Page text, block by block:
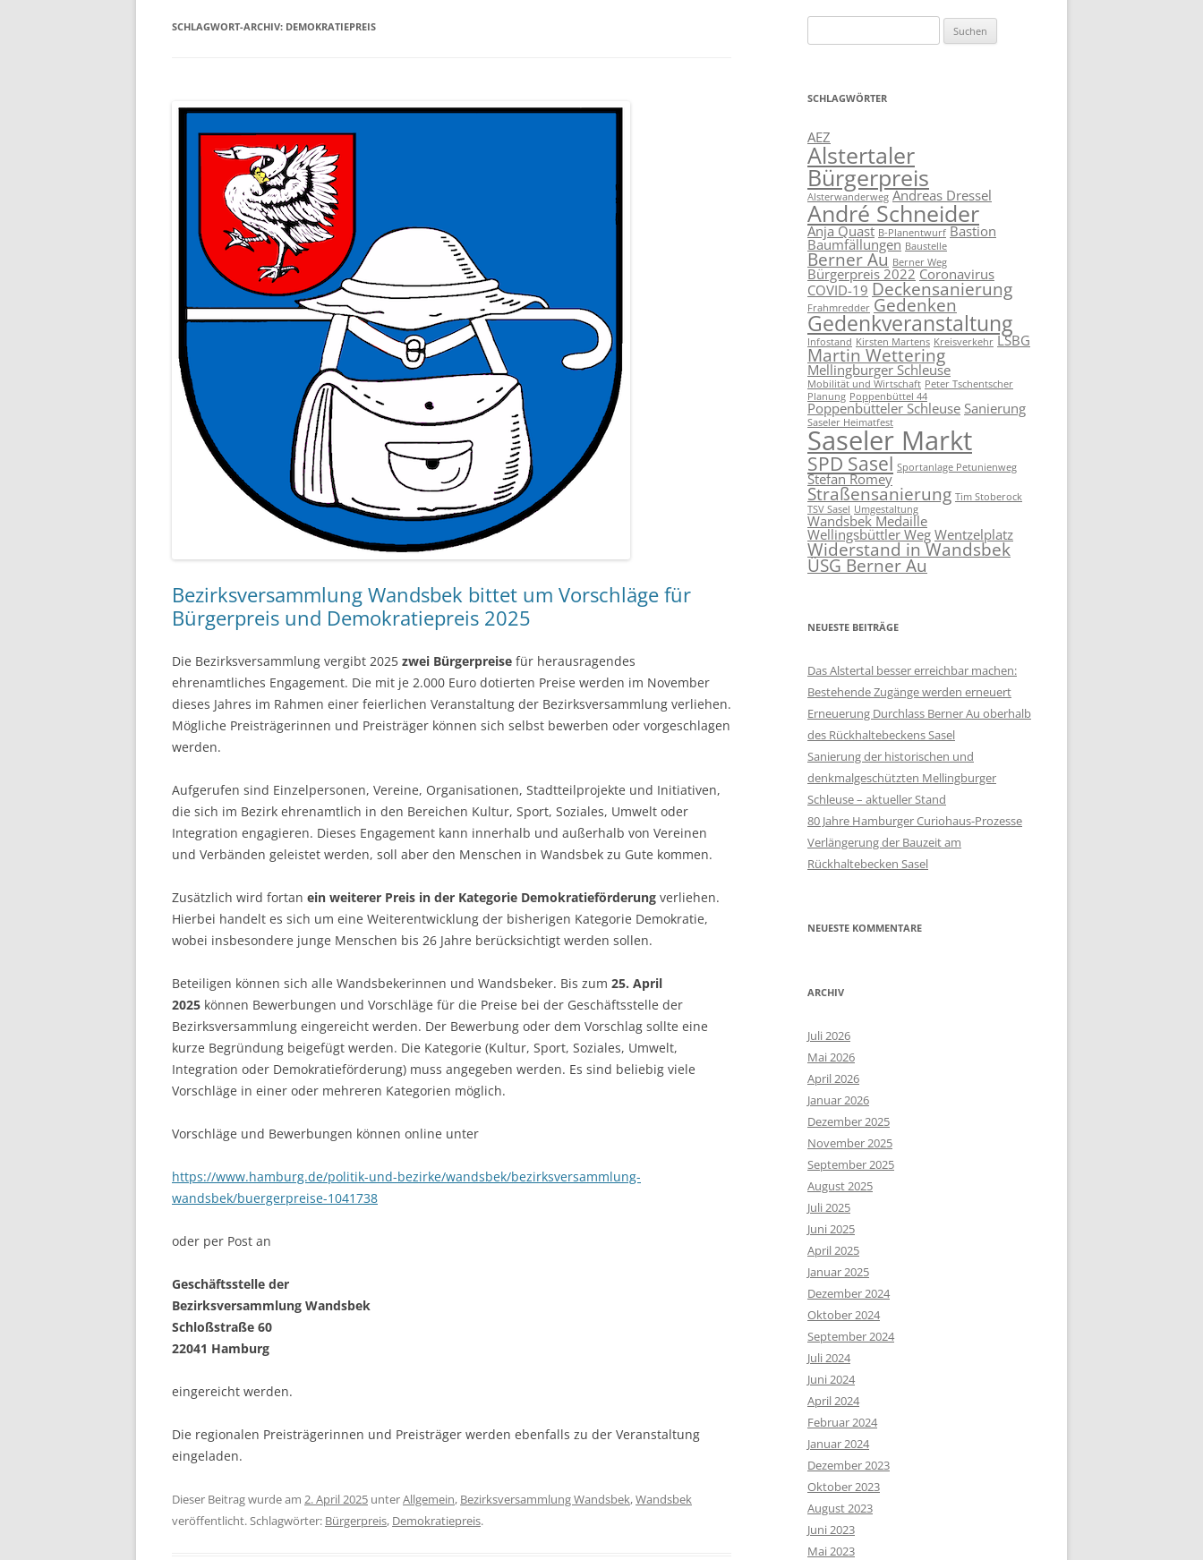
SCHLAGWORT-ARCHIV: DEMOKRATIEPREIS
Bezirksversammlung Wandsbek bittet um Vorschläge für
Bürgerpreis und Demokratiepreis 2025
Die Bezirksversammlung vergibt 2025 zwei Bürgerpreise für herausragendes
ehrenamtliches Engagement. Die mit je 2.000 Euro dotierten Preise werden im November
dieses Jahres im Rahmen einer feierlichen Veranstaltung der Bezirksversammlung verliehen.
Mögliche Preisträgerinnen und Preisträger können sich selbst bewerben oder vorgeschlagen
werden.
Aufgerufen sind Einzelpersonen, Vereine, Organisationen, Stadtteilprojekte und Initiativen,
die sich im Bezirk ehrenamtlich in den Bereichen Kultur, Sport, Soziales, Umwelt oder
Integration engagieren. Dieses Engagement kann innerhalb und außerhalb von Vereinen
und Verbänden geleistet werden, soll aber den Menschen in Wandsbek zu Gute kommen.
Zusätzlich wird fortan ein weiterer Preis in der Kategorie Demokratieförderung verliehen.
Hierbei handelt es sich um eine Weiterentwicklung der bisherigen Kategorie Demokratie,
wobei insbesondere junge Menschen bis 26 Jahre berücksichtigt werden sollen.
Beteiligen können sich alle Wandsbekerinnen und Wandsbeker. Bis zum 25. April
2025 können Bewerbungen und Vorschläge für die Preise bei der Geschäftsstelle der
Bezirksversammlung eingereicht werden. Der Bewerbung oder dem Vorschlag sollte eine
kurze Begründung beigefügt werden. Die Kategorie (Kultur, Sport, Soziales, Umwelt,
Integration oder Demokratieförderung) muss angegeben werden. Es sind beliebig viele
Vorschläge in einer oder mehreren Kategorien möglich.
Vorschläge und Bewerbungen können online unter
https://www.hamburg.de/politik-und-bezirke/wandsbek/bezirksversammlung-
wandsbek/buergerpreise-1041738
oder per Post an
Geschäftsstelle der
Bezirksversammlung Wandsbek
Schloßstraße 60
22041 Hamburg
eingereicht werden.
Die regionalen Preisträgerinnen und Preisträger werden ebenfalls zu der Veranstaltung
eingeladen.
Dieser Beitrag wurde am 2. April 2025 unterAllgemein, Bezirksversammlung Wandsbek,Wandsbek
veröffentlicht. Schlagwörter: Bürgerpreis, Demokratiepreis.
nach:
SCHLAGWÖRTER
AEZ
Alstertaler
Bürgerpreis
Alsterwanderweg Andreas Dressel
André Schneider
Anja Quast B-Planentwurf Bastion
Baumfällungen Baustelle
Berner Au Berner Weg
Bürgerpreis 2022Coronavirus
COVID-19 Deckensanierung
Frahmredder Gedenken
Gedenkveranstaltung
Infostand Kirsten Martens Kreisverkehr LSBG
Martin Wettering
Mellingburger Schleuse
Mobilität und Wirtschaft Peter Tschentscher
Planung Poppenbüttel 44
Poppenbütteler Schleuse Sanierung
Saseler Heimatfest
Saseler Markt
SPD Sasel Sportanlage Petunienweg
Stefan Romey
Straßensanierung Tim Stoberock
TSV Sasel Umgestaltung
Wandsbek Medaille
Wellingsbüttler WegWentzelplatz
Widerstand in Wandsbek
ÜSG Berner Au
NEUESTE BEITRÄGE
Das Alstertal besser erreichbar machen:
Bestehende Zugänge werden erneuert
Erneuerung Durchlass Berner Au oberhalb
des Rückhalte­beckens Sasel
Sanierung der historischen und
denkmalgeschützten Mellingburger
Schleuse – aktueller Stand
80 Jahre Hamburger Curiohaus-Prozesse
Verlängerung der Bauzeit am
Rückhaltebecken Sasel
NEUESTE KOMMENTARE
ARCHIV
Juli 2026
Mai 2026
April 2026
Januar 2026
Dezember 2025
November 2025
September 2025
August 2025
Juli 2025
Juni 2025
April 2025
Januar 2025
Dezember 2024
Oktober 2024
September 2024
Juli 2024
Juni 2024
April 2024
Februar 2024
Januar 2024
Dezember 2023
Oktober 2023
August 2023
Juni 2023
Mai 2023